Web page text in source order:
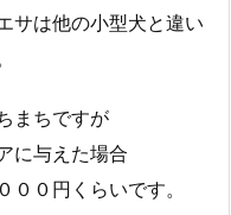
サは他の小型犬と違い
まちですが
に与えた場合
００円くらいです。